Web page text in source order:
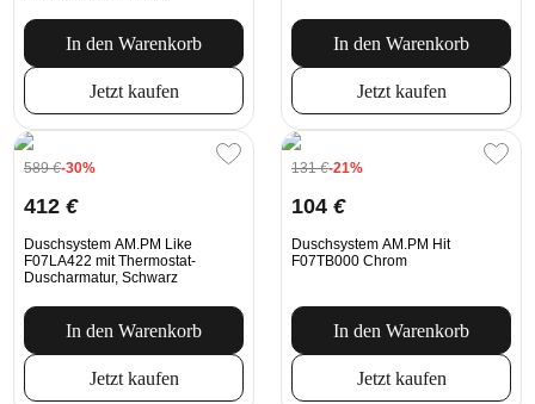
In den Warenkorb
Jetzt kaufen
In den Warenkorb
Jetzt kaufen
589€-30%
412 €
Duschsystem AM.PM Like
F07LA422 mit Thermostat-
Duscharmatur, Schwarz
In den Warenkorb
Jetzt kaufen
131€-21%
104 €
Duschsystem AM.PM Hit
F07TB000 Chrom
In den Warenkorb
Jetzt kaufen